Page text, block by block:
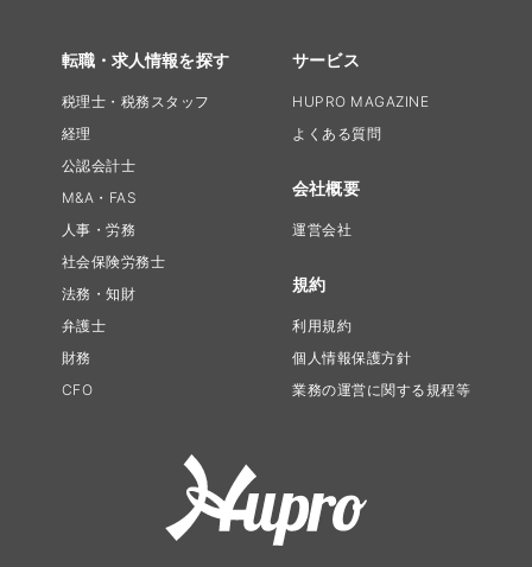
転職・求人情報を探す
税理士・税務スタッフ
経理
公認会計士
M&A・FAS
人事・労務
社会保険労務士
法務・知財
弁護士
財務
CFO
サービス
HUPRO MAGAZINE
よくある質問
会社概要
運営会社
規約
利用規約
個人情報保護方針
業務の運営に関する規程等